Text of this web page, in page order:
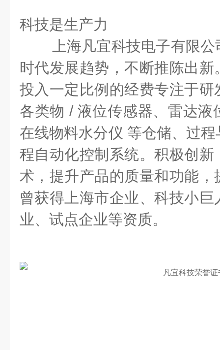
科技是生产力
上海凡宜科技电子有限
时代发展趋势，不断推陈出
投入一定比例的经费专注于
各类物 / 液位传感器、雷达液
在线物料水分仪 等仓储、过
程自动化控制系统。积极创
术，提升产品的质量和功能
曾获得上海市企业、科技小
业、试点企业等资质。